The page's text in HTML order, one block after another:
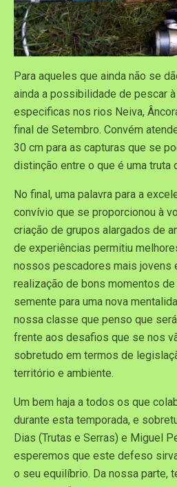
Para aqueles que ainda não se
ainda a possibilidade de pescar
especificas nos rios Neiva,
final de Setembro. Convém
30 cm para as capturas que se
distinção entre o que é uma truta
No final, uma palavra para a
convívio que se proporcionou à
criação de grupos alargados de
de experiências permitiu
nossos pescadores mais jovens
realização de bons momentos de
semente para uma nova
nossa classe que penso que
frente aos desafios que se nos
sobretudo em termos de
território e ambiente.
Um bem haja a todos os que
durante esta temporada, e
Dias (Trutas e Serras) e Miguel
esperemos que este defeso
o seu equilíbrio. Da nossa parte,